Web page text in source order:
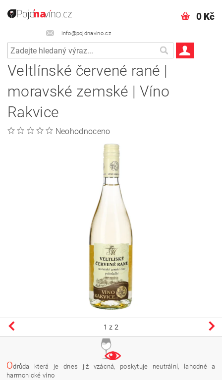
info@pojdnavino.cz
0 Kč
Veltlínské červené rané |
moravské zemské | Víno
Rakvice
Neohodnoceno
1 z 2
Odrůda která je dnes již vzácná, poskytuje neutrální, lahodné a
harmonické víno